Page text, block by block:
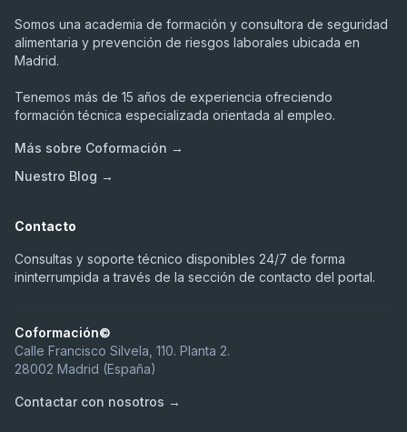
Somos una academia de formación y consultora de seguridad
alimentaria y prevención de riesgos laborales ubicada en
Madrid.
Tenemos más de 15 años de experiencia ofreciendo
formación técnica especializada orientada al empleo.
Más sobre Coformación →
Nuestro Blog →
Contacto
Consultas y soporte técnico disponibles 24/7 de forma
ininterrumpida a través de la sección de contacto del portal.
Coformación©
Calle Francisco Silvela, 110. Planta 2.
28002 Madrid (España)
Contactar con nosotros →